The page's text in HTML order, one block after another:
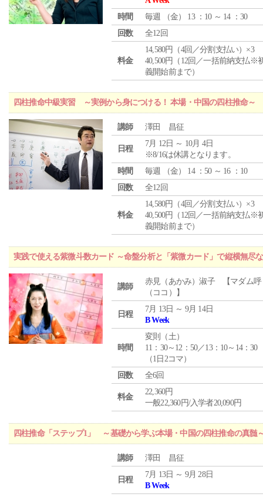
時間
毎週 （金） 13 ：10 ～ 14 ：30
回数
全12回
料金
14,580円（4回／分割支払い）×3
40,500円（12回／一括前納支払※
義開始前まで）
四柱推命中級実習 ～実例から身につける！ 本場・中国の四柱推命～
講師 澤田 昌征
日程
7月 12日 ～ 10月 4日
※8/16は休講となります。
時間
毎週 （金） 14 ：50 ～ 16 ：10
回数
全12回
料金
14,580円（4回／分割支払い）×3
40,500円（12回／一括前納支払※
義開始前まで）
実践で使える紫微斗数カード ～命盤分析と「紫微カード」で縦横無尽
講師
赤見（あかみ）淑子 【マダム呼
（ココ）】
日程
7月 13日 ～ 9月 14日
B Week
時間
変則（土）
11：30～12：50／13：10～14：30
（1日2コマ）
回数
全6回
料金
22,360円
一般22,360円/入学者20,090円
四柱推命「ステップ1」 ～基礎から学ぶ本場・中国の四柱推命の真髄
講師 澤田 昌征
日程
7月 13日 ～ 9月 28日
B Week